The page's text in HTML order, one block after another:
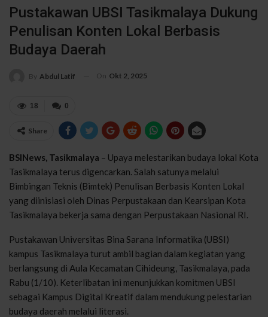
Pustakawan UBSI Tasikmalaya Dukung
Penulisan Konten Lokal Berbasis
Budaya Daerah
By Abdul Latif On Okt 2, 2025
0
18
Share
BSINews, Tasikmalaya – Upaya melestarikan budaya lokal Kota
Tasikmalaya terus digencarkan. Salah satunya melalui
Bimbingan Teknis (Bimtek) Penulisan Berbasis Konten Lokal
yang diinisiasi oleh Dinas Perpustakaan dan Kearsipan Kota
Tasikmalaya bekerja sama dengan Perpustakaan Nasional RI.
Pustakawan Universitas Bina Sarana Informatika (UBSI)
kampus Tasikmalaya turut ambil bagian dalam kegiatan yang
berlangsung di Aula Kecamatan Cihideung, Tasikmalaya, pada
Rabu (1/10). Keterlibatan ini menunjukkan komitmen UBSI
sebagai Kampus Digital Kreatif dalam mendukung pelestarian
budaya daerah melalui literasi.